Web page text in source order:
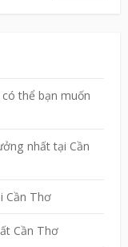
thể bạn muốn
nhất tại Cần
Cần Thơ
Cần Thơ